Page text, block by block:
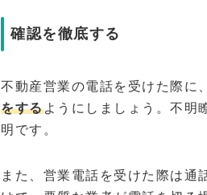
確認を徹底する
不動産営業の電話を受けた際に
をするようにしましょう。不明
明です。
また、営業電話を受けた際は通